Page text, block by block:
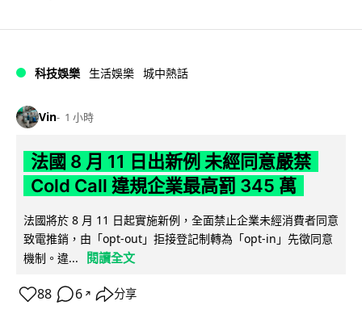
科技娛樂 生活娛樂 城中熱話
Vin 1 小時
法國 8 月 11 日出新例 未經同意嚴禁
Cold Call 違規企業最高罰 345 萬
法國將於 8 月 11 日起實施新例，全面禁止企業未經消費者同意
致電推銷，由「opt-out」拒接登記制轉為「opt-in」先徵同意
機制。違...
閱讀全文
88 6 ↗ 分享